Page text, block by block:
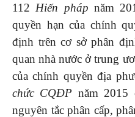
112 Hiến pháp năm
quyền hạn của chính
định trên cơ sở phân
quan nhà nước ở trung
của chính quyền địa
chức CQĐP năm 2015
nguyên tắc phân cấp,